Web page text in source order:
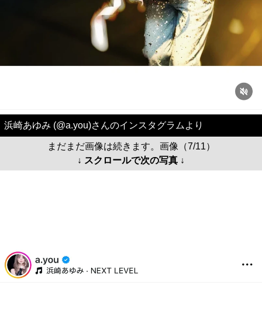
浜崎あゆみ (@a.you)さんのインスタグラムより
まだまだ画像は続きます。画像（7/11）
↓ スクロールで次の写真 ↓